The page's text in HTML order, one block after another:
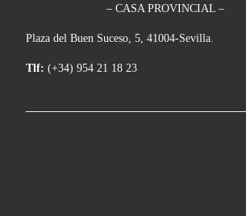
– CASA PROVINCIAL –
Plaza del Buen Suceso, 5, 41004-Sevilla.
Tlf: (+34) 954 21 18 23